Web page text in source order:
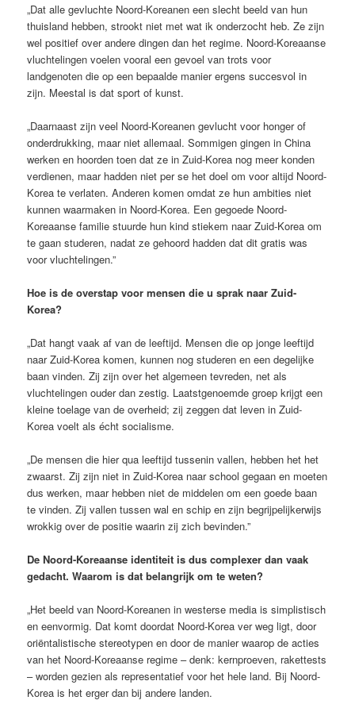
„Dat alle gevluchte Noord-Koreanen een slecht beeld van hun
thuisland hebben, strookt niet met wat ik onderzocht heb. Ze zijn
wel positief over andere dingen dan het regime. Noord-Koreaanse
vluchtelingen voelen vooral een gevoel van trots voor
landgenoten die op een bepaalde manier ergens succesvol in
zijn. Meestal is dat sport of kunst.
„Daarnaast zijn veel Noord-Koreanen gevlucht voor honger of
onderdrukking, maar niet allemaal. Sommigen gingen in China
werken en hoorden toen dat ze in Zuid-Korea nog meer konden
verdienen, maar hadden niet per se het doel om voor altijd Noord-
Korea te verlaten. Anderen komen omdat ze hun ambities niet
kunnen waarmaken in Noord-Korea. Een gegoede Noord-
Koreaanse familie stuurde hun kind stiekem naar Zuid-Korea om
te gaan studeren, nadat ze gehoord hadden dat dit gratis was
voor vluchtelingen.”
Hoe is de overstap voor mensen die u sprak naar Zuid-
Korea?
„Dat hangt vaak af van de leeftijd. Mensen die op jonge leeftijd
naar Zuid-Korea komen, kunnen nog studeren en een degelijke
baan vinden. Zij zijn over het algemeen tevreden, net als
vluchtelingen ouder dan zestig. Laatstgenoemde groep krijgt een
kleine toelage van de overheid; zij zeggen dat leven in Zuid-
Korea voelt als écht socialisme.
„De mensen die hier qua leeftijd tussenin vallen, hebben het het
zwaarst. Zij zijn niet in Zuid-Korea naar school gegaan en moeten
dus werken, maar hebben niet de middelen om een goede baan
te vinden. Zij vallen tussen wal en schip en zijn begrijpelijkerwijs
wrokkig over de positie waarin zij zich bevinden.”
De Noord-Koreaanse identiteit is dus complexer dan vaak
gedacht. Waarom is dat belangrijk om te weten?
„Het beeld van Noord-Koreanen in westerse media is simplistisch
en eenvormig. Dat komt doordat Noord-Korea ver weg ligt, door
oriëntalistische stereotypen en door de manier waarop de acties
van het Noord-Koreaanse regime – denk: kernproeven, rakettests
– worden gezien als representatief voor het hele land. Bij Noord-
Korea is het erger dan bij andere landen.